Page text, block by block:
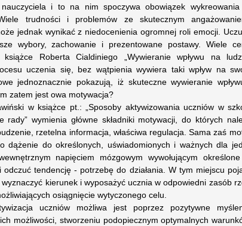
i to na nim spoczywa obowiązek
trudności i problemów ze skutecznym
jednak wynikać z niedocenienia ogromnej roli emocji.
wybory, zachowanie i prezentowane postawy. Wiele
Roberta Cialdiniego „Wywieranie wpływu na
uczenia się, bez wątpienia wywiera taki wpływ na
jednoznacznie pokazują, iż skuteczne wywieranie
zatem jest owa motywacja?
w książce pt.: „Sposoby aktywizowania uczniów w
rady” wymienia główne składniki motywacji, do których
rzetelna informacja, właściwa regulacja. Sama zaś
dążenie do określonych, uświadomionych i ważnych dla
napięciem mózgowym wywołującym
odczuć tendencję - potrzebę do działania. W tym miejscu
kierunek i wyposażyć ucznia w odpowiedni zasób
osiągnięcie wytyczonego celu.
uczniów możliwa jest poprzez pozytywne
możliwości, stworzeniu podopiecznym optymalnych